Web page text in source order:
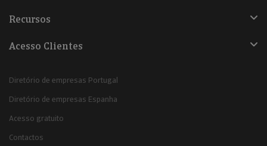
Recursos
Acesso Clientes
Diretório de empresas Portugal
Diretório de empresas Espanha
Acesso gratuito
Contactos